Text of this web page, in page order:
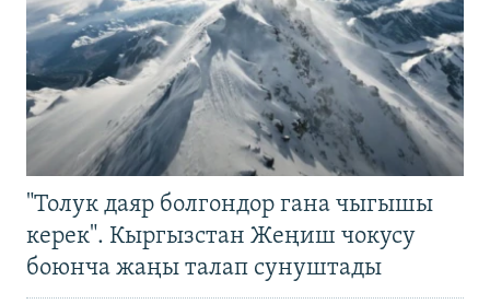
"Толук даяр болгондор гана чыгышы
керек". Кыргызстан Жеңиш чокусу
боюнча жаңы талап сунуштады